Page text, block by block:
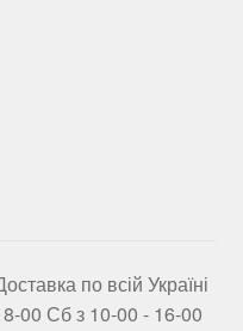
по всій Україні
00 Сб з 10-00 - 16-00